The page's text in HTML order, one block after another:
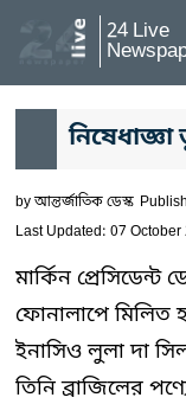
24 Live
byআন্তর্জাতিক ডেস্ক
Last Updated: 07 October
মার্কিন প্রেসিডেন্ট
ফোনালাপে মিলিত
ইনাসিও লুলা দা
তিনি ব্রাজিলের